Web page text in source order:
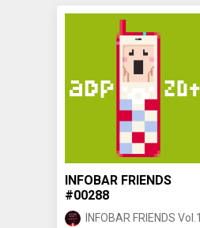
INFOBAR FRIENDS
#00288
INFOBAR FRIENDS Vol.1